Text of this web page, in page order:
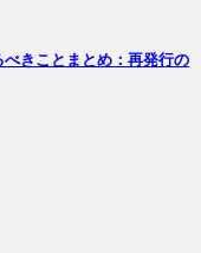
きことまとめ：再発行の